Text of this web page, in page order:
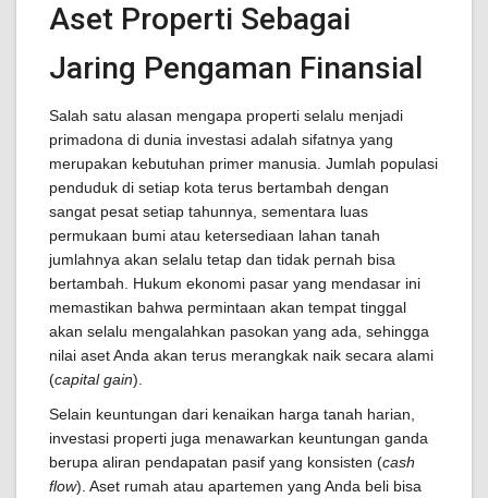
Aset Properti Sebagai
Jaring Pengaman Finansial
Salah satu alasan mengapa properti selalu menjadi
primadona di dunia investasi adalah sifatnya yang
merupakan kebutuhan primer manusia. Jumlah populasi
penduduk di setiap kota terus bertambah dengan
sangat pesat setiap tahunnya, sementara luas
permukaan bumi atau ketersediaan lahan tanah
jumlahnya akan selalu tetap dan tidak pernah bisa
bertambah. Hukum ekonomi pasar yang mendasar ini
memastikan bahwa permintaan akan tempat tinggal
akan selalu mengalahkan pasokan yang ada, sehingga
nilai aset Anda akan terus merangkak naik secara alami
(capital gain).
Selain keuntungan dari kenaikan harga tanah harian,
investasi properti juga menawarkan keuntungan ganda
berupa aliran pendapatan pasif yang konsisten (cash
flow). Aset rumah atau apartemen yang Anda beli bisa